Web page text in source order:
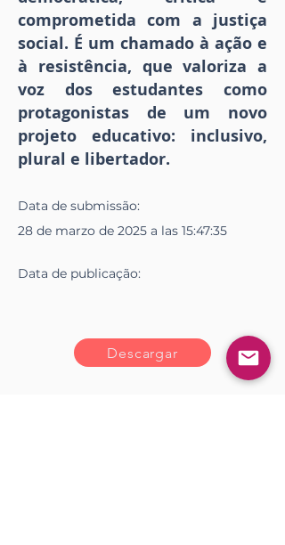
comprometida com a justiça
social. É um chamado à ação e
à resistência, que valoriza a
voz dos estudantes como
protagonistas de um novo
projeto educativo: inclusivo,
plural e libertador.
Data de submissão:
28 de marzo de 2025 a las 15:47:35
Data de publicação:
Descargar